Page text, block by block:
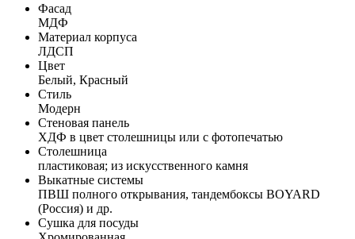
Фасад
МДФ
Материал корпуса
ЛДСП
Цвет
Белый, Красный
Стиль
Модерн
Стеновая панель
ХДФ в цвет столешницы или с фотопечатью
Столешница
пластиковая; из искусственного камня
Выкатные системы
ПВШ полного открывания, тандембоксы BOYARD
(Россия) и др.
Сушка для посуды